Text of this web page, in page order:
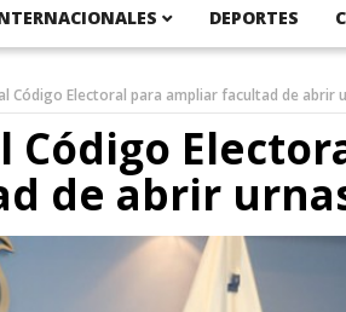
DEPORTES
Código Electoral para ampliar facultad de abrir
Código
de abrir